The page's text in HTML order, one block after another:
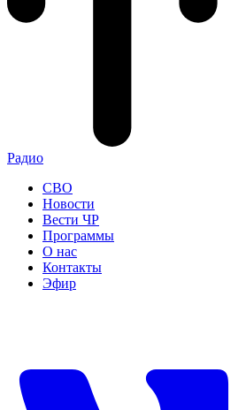
Радио
СВО
Новости
Вести ЧР
Программы
О нас
Контакты
Эфир